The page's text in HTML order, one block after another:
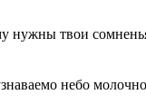
нужны твои
небо